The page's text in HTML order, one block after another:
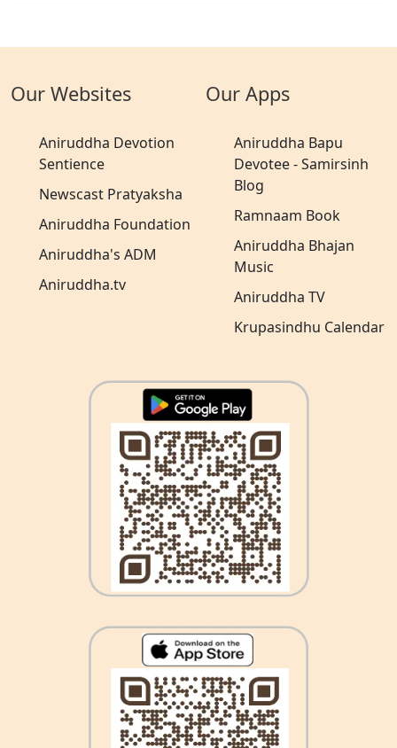
Our Websites
Aniruddha Devotion
Sentience
Newscast Pratyaksha
Aniruddha Foundation
Aniruddha's ADM
Aniruddha.tv
Our Apps
Aniruddha Bapu
Devotee - Samirsinh
Blog
Ramnaam Book
Aniruddha Bhajan
Music
Aniruddha TV
Krupasindhu Calendar